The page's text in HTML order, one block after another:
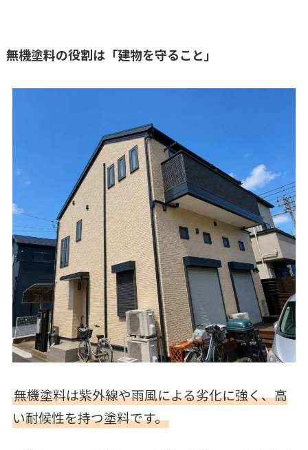
無機塗料の役割は「建物を守ること」
無機塗料は紫外線や雨風による劣化に強く、高
い耐候性を持つ塗料です。